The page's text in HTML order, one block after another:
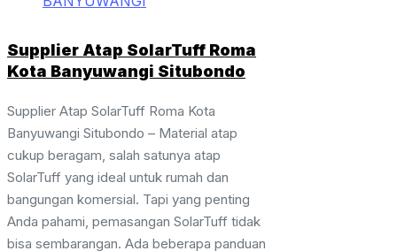
Supplier Atap SolarTuff Roma
Kota Banyuwangi Situbondo
Supplier Atap SolarTuff Roma Kota
Banyuwangi Situbondo – Material atap
cukup beragam, salah satunya atap
SolarTuff yang ideal untuk rumah dan
bangungan komersial. Tapi yang penting
Anda pahami, pemasangan SolarTuff tidak
bisa sembarangan. Ada beberapa panduan